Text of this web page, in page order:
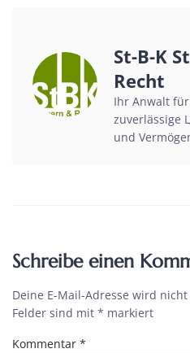
St-B-K
Recht
Ihr Anwalt
zuverlässige
und
Schreibe einen
Deine E-Mail-Adresse wird
Felder sind mit * markiert
Kommentar *